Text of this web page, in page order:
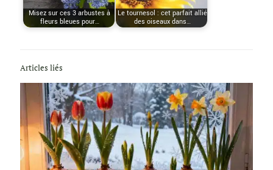
Misez sur ces 3 arbustes à
fleurs bleues pour…
Le tournesol : cet parfait allié
des oiseaux dans…
Articles liés